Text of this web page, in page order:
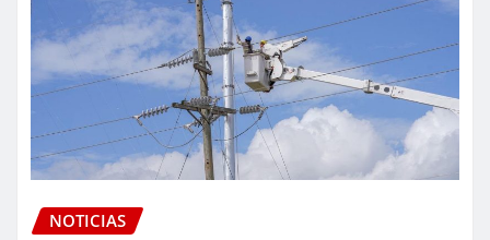
NOTICIAS